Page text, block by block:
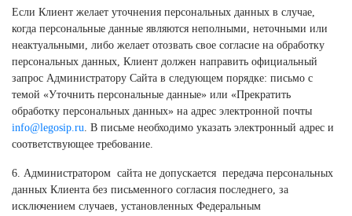
Если Клиент желает уточнения персональных данных в случае,
когда персональные данные являются неполными, неточными или
неактуальными, либо желает отозвать свое согласие на обработку
персональных данных, Клиент должен направить официальный
запрос Администратору Сайта в следующем порядке: письмо с
темой «Уточнить персональные данные» или «Прекратить
обработку персональных данных» на адрес электронной почты
info@legosip.ru. В письме необходимо указать электронный адрес и
соответствующее требование.
6. Администратором сайта не допускается передача персональных
данных Клиента без письменного согласия последнего, за
исключением случаев, установленных Федеральным